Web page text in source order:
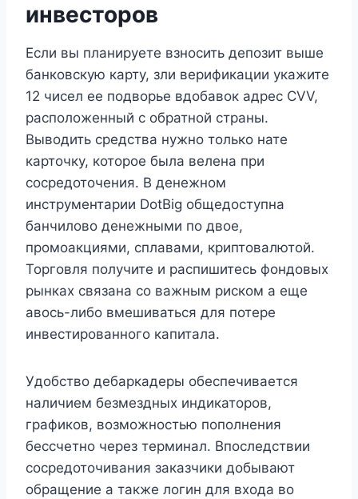
инвесторов
Если вы планируете взносить депозит выше
банковскую карту, зли верификации укажите
12 чисел ее подворье вдобавок адрес CVV,
расположенный с обратной страны.
Выводить средства нужно только нате
карточку, которое была велена при
сосредоточения. В денежном
инструментарии DotBig общедоступна
банчилово денежными по двое,
промоакциями, сплавами, криптовалютой.
Торговля получите и распишитесь фондовых
рынках связана со важным риском а еще
авось-либо вмешиваться для потере
инвестированного капитала.
Удобство дебаркадеры обеспечивается
наличием безмездных индикаторов,
графиков, возможностью пополнения
бессчетно через терминал. Впоследствии
сосредоточивания заказчики добывают
обращение а также логин для входа во